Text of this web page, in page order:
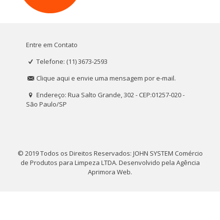
Entre em Contato
Telefone: (11) 3673-2593
Clique aqui e envie uma mensagem por e-mail.
Endereço: Rua Salto Grande, 302 - CEP:01257-020 -
São Paulo/SP
© 2019 Todos os Direitos Reservados: JOHN SYSTEM Comércio
de Produtos para Limpeza LTDA. Desenvolvido pela Agência
Aprimora Web.